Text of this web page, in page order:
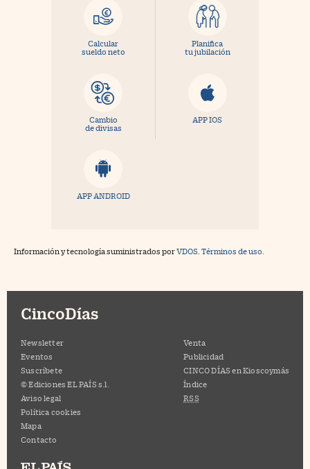
Calcular
sueldo neto
Planifica
tu jubilación
Cambio
de divisas
APP IOS
APP ANDROID
Información y tecnología suministrados porVDOS Términos de uso.
CincoDías
Newsletter
Eventos
Suscríbete
© Ediciones EL PAÍS s.l.
Aviso legal
Política cookies
Mapa
Contacto
Venta
Publicidad
CINCO DÍAS en Kioscoymás
Índice
RSS